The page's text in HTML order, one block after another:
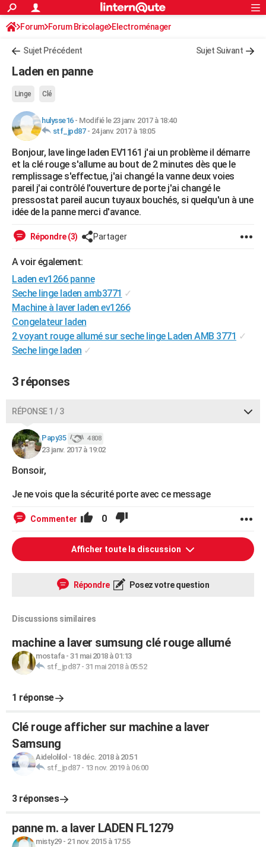
ACTUALITÉS
Politique
Société
Faits Divers
Education
Monde
Villes
+
AUTO
Essais
Réserver un essai
Citadines
Berlines
SUV
Forum auto
+HIGH-TECH
Mobiles
Meilleur smartphone
Internet
Ordinateurs
Jeux vidéo
Guide high-tech
+BRICOLAGE
Forum
Aménagement intérieur
Extérieur
Cuisine
Salle de bains
Jardinage
Rangement
WEEK-END
Guides de France
Escapades
Patrimoine
Expositions
Musées
Week-end nature
+LIFESTYLE
Art de vivre
Bien-être
Loisirs
Mode
Modes de vie
SANTE
VOYAGE
Destinations
City break
Voyage nature
Voyage de noces
Forum
Climat
+PHOTO
GUIDES D'ACHAT
BONS PLANS
CARTE DE VOEUX
DICTIONNAIRE
S'inscrire
Se connecter
Lycées
Collèges
Primaires
Universités
Entreprises
Service militaire
Avis de recherche
AVIS DE DÉCÈS
FORUM
Bricolage
Lifestyle
Culture
Sport
Auto
Television
Voyage
Cinema
S'inscrire
Connexion
Forum Forum Bricolage Electroménager
Sujet Précédent Sujet Suivant
Laden en panne
Linge Clé
hulysse16- Modifié le 23 janv. 2017 à 18:40
stf_jpd87- 24 janv. 2017 à 18:05
Bonjour, lave linge laden EV1161 j'ai un problème il démarre
et la clé rouge s'allume au bout de 2 minutes dès que le
remplissage s'effectue, j'ai changé la vanne deux voies
pareil j'ai contrôlé l'ouverture de porte j'ai changé le
pressostat pareil aucun tuyaux bouchés, si quelqu'un à une
idée de la panne merci d'avance.
Répondre (3) Partager
A voir également:
Laden ev1266 panne
Seche linge laden amb3771 ✓
Machine à laver laden ev1266
Congelateur laden
2 voyant rouge allumé sur seche linge Laden AMB 3771 ✓
Seche linge laden ✓
3 réponses
RÉPONSE 1 / 3
Papy35 4 808
23 janv. 2017 à 19:02
Bonsoir,
Je ne vois que la sécurité porte avec ce message
Commenter 0
Afficher toute la discussion
Répondre Posez votre question
Discussions similaires
machine a laver sumsung clé rouge allumé
mostafa- 31 mai 2018 à 01:13
stf_jpd87- 31 mai 2018 à 05:52
1 réponse
Clé rouge afficher sur machine a laver
Samsung
Aidelolilol - 18 déc. 2018 à 20:51
stf_jpd87- 13 nov. 2019 à 06:00
3 réponses
panne m. a laver LADEN FL1279
misty29- 21 nov. 2015 à 17:55